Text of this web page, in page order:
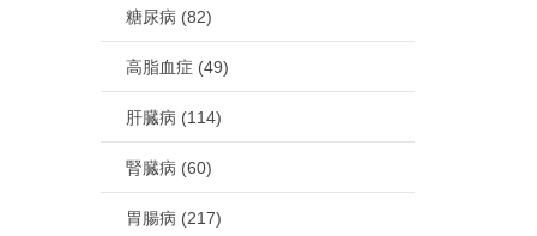
糖尿病 (82)
高脂血症 (49)
肝臓病 (114)
腎臓病 (60)
胃腸病 (217)